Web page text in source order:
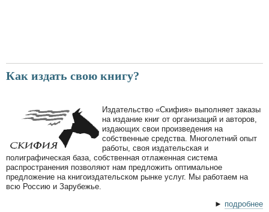
Как издать свою книгу?
Издательство «Скифия» выполняет заказы
на издание книг от организаций и авторов,
издающих свои произведения на
собственные средства. Многолетний опыт
работы, своя издательская и
полиграфическая база, собственная отлаженная система
распространения позволяют нам предложить оптимальное
предложение на книгоиздательском рынке услуг. Мы работаем на
всю Россию и Зарубежье.
► подробнее